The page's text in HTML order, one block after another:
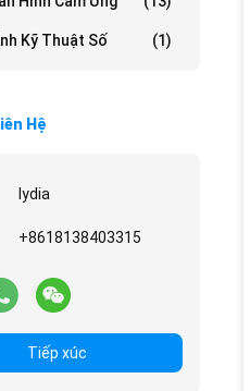
Kỹ Thuật Số (1)
Hệ
lydia
+8618138403315
Tiếp xúc